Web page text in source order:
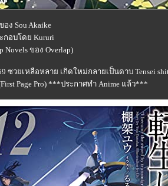
ง Sou Akaike
กอบโดย Kururi
Novels ของ Overlap)
ซวยเหลือหลาย เกิดใหม่กลายเป็นดาบ Tensei
Page Pro) ***ประกาศทำ Anime แล้ว***